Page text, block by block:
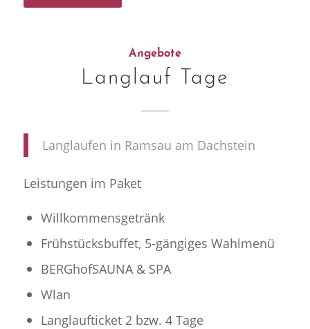
Angebote
Langlauf Tage
Langlaufen in Ramsau am Dachstein
Leistungen im Paket
Willkommensgetränk
Frühstücksbuffet, 5-gängiges Wahlmenü
BERGhofSAUNA & SPA
Wlan
Langlaufticket 2 bzw. 4 Tage